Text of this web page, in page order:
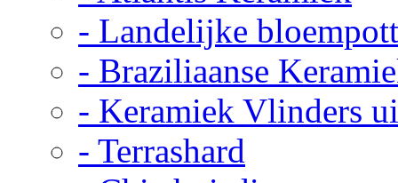
- Landelijke
- Braziliaanse
- Keramiek Vlinders
- Terrashard